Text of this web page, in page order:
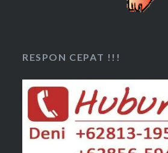
RESPON CEPAT !!!